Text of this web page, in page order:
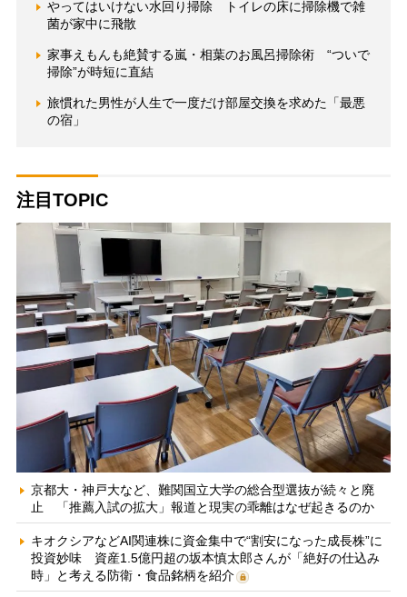
やってはいけない水回り掃除 トイレの床に掃除機で雑
菌が家中に飛散
家事えもんも絶賛する嵐・相葉のお風呂掃除術 “ついで
掃除”が時短に直結
旅慣れた男性が人生で一度だけ部屋交換を求めた「最悪
の宿」
注目TOPIC
京都大・神戸大など、難関国立大学の総合型選抜が続々と廃
止 「推薦入試の拡大」報道と現実の乖離はなぜ起きるのか
キオクシアなどAI関連株に資金集中で“割安になった成長株”に
投資妙味 資産1.5億円超の坂本慎太郎さんが「絶好の仕込み
時」と考える防衛・食品銘柄を紹介